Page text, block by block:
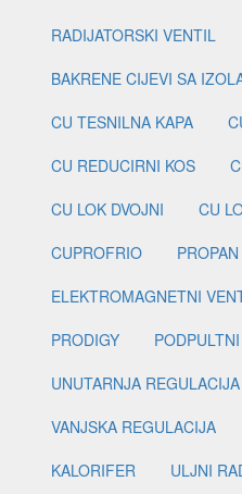
RADIJATORSKI VENTIL
BAKRENE CIJEVI SA
CU TESNILNA KAPA
CU REDUCIRNI KOS
CU LOK DVOJNI
CU
CUPROFRIO
PROPAN
ELEKTROMAGNETNI
PRODIGY
PODPULTNI
UNUTARNJA REGULACIJA
VANJSKA REGULACIJA
KALORIFER
ULJNI